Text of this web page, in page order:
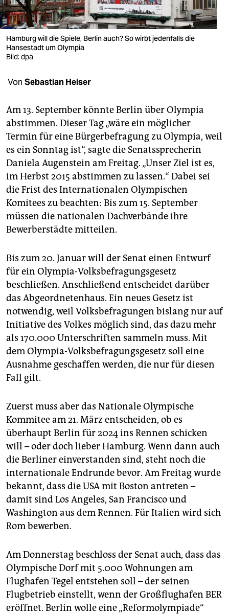
verlag
verlag
veranstaltungen
unterstützen
abo
genossenschaft
epaper login
Hamburg will die Spiele, Berlin auch? So wirbt jedenfalls die
Hansestadt um Olympia
Bild: dpa
Von Sebastian Heiser
Am 13. September könnte Berlin über Olympia
abstimmen. Dieser Tag „wäre ein möglicher
Termin für eine Bürgerbefragung zu Olympia, weil
es ein Sonntag ist“, sagte die Senatssprecherin
Daniela Augenstein am Freitag. „Unser Ziel ist es,
im Herbst 2015 abstimmen zu lassen.“ Dabei sei
die Frist des Internationalen Olympischen
Komitees zu beachten: Bis zum 15. September
müssen die nationalen Dachverbände ihre
Bewerberstädte mitteilen.
Bis zum 20. Januar will der Senat einen Entwurf
für ein Olympia-Volksbefragungsgesetz
beschließen. Anschließend entscheidet darüber
das Abgeordnetenhaus. Ein neues Gesetz ist
notwendig, weil Volksbefragungen bislang nur auf
Initiative des Volkes möglich sind, das dazu mehr
als 170.000 Unterschriften sammeln muss. Mit
dem Olympia-Volksbefragungsgesetz soll eine
Ausnahme geschaffen werden, die nur für diesen
Fall gilt.
Zuerst muss aber das Nationale Olympische
Kommitee am 21. März entscheiden, ob es
überhaupt Berlin für 2024 ins Rennen schicken
will – oder doch lieber Hamburg. Wenn dann auch
die Berliner einverstanden sind, steht noch die
internationale Endrunde bevor. Am Freitag wurde
bekannt, dass die USA mit Boston antreten –
damit sind Los Angeles, San Francisco und
Washington aus dem Rennen. Für Italien wird sich
Rom bewerben.
Am Donnerstag beschloss der Senat auch, dass das
Olympische Dorf mit 5.000 Wohnungen am
Flughafen Tegel entstehen soll – der seinen
Flugbetrieb einstellt, wenn der Großflughafen BER
eröffnet. Berlin wolle eine „Reformolympiade“